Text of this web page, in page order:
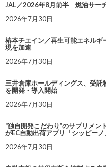
JAL／2026年8月前半 燃油サー
2026年7月30日
椿本チエイン／再生可能エネル
現を加速
2026年7月30日
三井倉庫ホールディングス、受託
を開発・導入開始
2026年7月30日
“独自開発こだわり”のサプリメン
がEC自動出荷アプリ「シッピー
2026年7月30日